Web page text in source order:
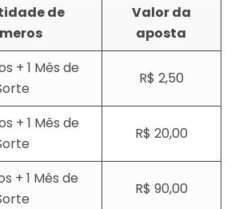
de
Valor da
aposta
+ 1 Mês de
R$ 2,50
+ 1 Mês de
R$ 20,00
+ 1 Mês de
R$ 90,00